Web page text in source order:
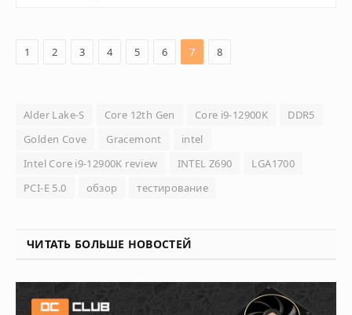
1 2 3 4 5 6 7 8
Alder Lake-S Core 12th Gen Core i9-12900K
DDR5
Golden Cove
Gracemont
intel
Intel Core i9-12900K review
INTEL Z690
LGA1700
PCI-E 5.0
обзор тестирование
ЧИТАТЬ БОЛЬШЕ НОВОСТЕЙ